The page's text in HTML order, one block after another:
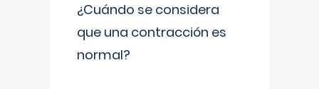
¿Cuándo se considera
que una contracción es
normal?